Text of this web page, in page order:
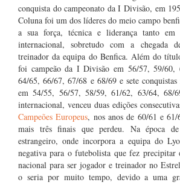
conquista do campeonato da I Divisão, em
Coluna foi um dos líderes do meio campo
a sua força, técnica e liderança tanto em
internacional, sobretudo com a chegada
treinador da equipa do Benfica. Além do
foi campeão da I Divisão em 56/57, 59/60,
64/65, 66/67, 67/68 e 68/69 e sete
em 54/55, 56/57, 58/59, 61/62, 63/64,
internacional, venceu duas edições
Campeões Europeus, nos anos de 60/61 e
mais três finais que perdeu. Na época
estrangeiro, onde incorpora a equipa do
negativa para o futebolista que fez precipitar
nacional para ser jogador e treinador no
o seria por muito tempo, devido a uma